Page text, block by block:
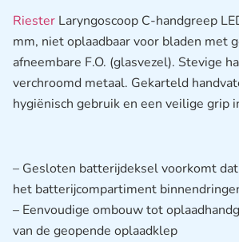
Riester Laryngoscoop C-handgreep
mm, niet oplaadbaar voor bladen met
afneembare F.O. (glasvezel). Stevige
verchroomd metaal. Gekarteld
hygiënisch gebruik en een veilige grip
– Gesloten batterijdeksel voorkomt
het batterijcompartiment
– Eenvoudige ombouw tot
van de geopende oplaadklep